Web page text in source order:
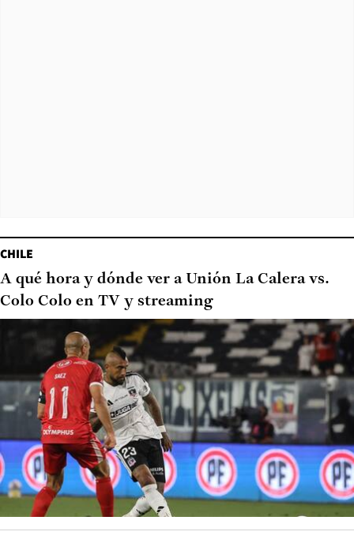
CHILE
A qué hora y dónde ver a Unión La Calera vs.
Colo Colo en TV y streaming